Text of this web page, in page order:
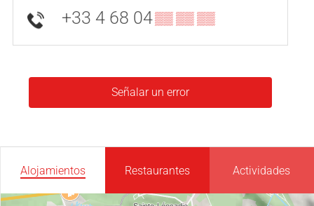
+33 4 68 04▒▒ ▒▒ ▒▒
Señalar un error
Alojamientos Restaurantes Actividades